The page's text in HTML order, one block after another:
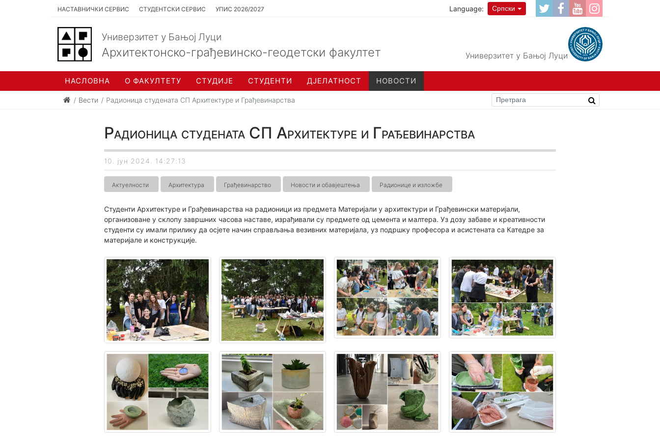
НАСТАВНИЧКИ СЕРВИС СТУДЕНТСКИ СЕРВИС УПИС 2026/2027 Language: Српски
Универзитет у Бањој Луци
Архитектонско-грађевинско-геодетски факултет Универзитет у Бањој Луци
НАСЛОВНА О ФАКУЛТЕТУ СТУДИЈЕ СТУДЕНТИ ДЈЕЛАТНОСТ НОВОСТИ
Вести Радионица студената СП Архитектуре и Грађевинарства
Радионица студената СП Архитектуре и Грађевинарства
10. јун 2024. 14:27:13
Актуелности Архитектура Грађевинарство Новости и обавјештења Радионице и изложбе
Студенти Архитектуре и Грађевинарства на радионици из предмета Материјали у архитектури и Грађевински материјали,
организоване у склопу завршних часова наставе, израђивали су предмете од цемента и малтера. Уз дозу забаве и креативности
студенти су имали прилику да осјете начин справљања везивних материјала, уз подршку професора и асистената са Катедре за
материјале и конструкције.